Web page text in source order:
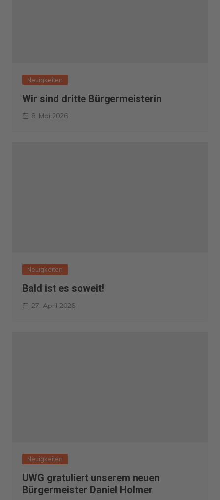
Neuigkeiten
Wir sind dritte Bürgermeisterin
8. Mai 2026
Neuigkeiten
Bald ist es soweit!
27. April 2026
Neuigkeiten
UWG gratuliert unserem neuen
Bürgermeister Daniel Holmer